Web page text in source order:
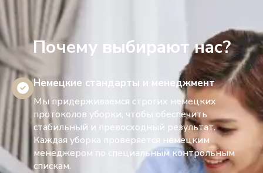
Почему выбирают нас?
Немецкие стандарты и менеджмент
Мы придерживаемся строгих немецких
протоколов уборки, чтобы обеспечить
стабильный и превосходный результат.
Каждая уборка проверяется немецким
менеджером по специальным контрольным
спискам.